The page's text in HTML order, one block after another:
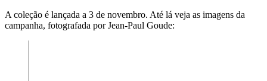
A coleção é lançada a 3 de novembro. Até lá veja as imagens da
campanha, fotografada por Jean-Paul Goude: